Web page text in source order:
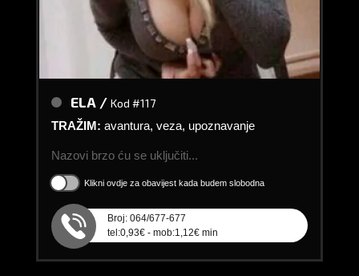
ELA / Kod #117
TRAŽIM: avantura, veza, upoznavanje
Nazovi brzo ću se uključiti...
Klikni ovdje za obavijest kada budem slobodna
Broj: 064/677-677
tel:0,93€ - mob:1,12€ min